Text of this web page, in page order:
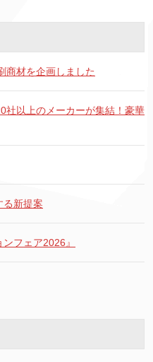
商材を企画しました
社以上のメーカーが集結！豪華
る新提案
フェア2026』